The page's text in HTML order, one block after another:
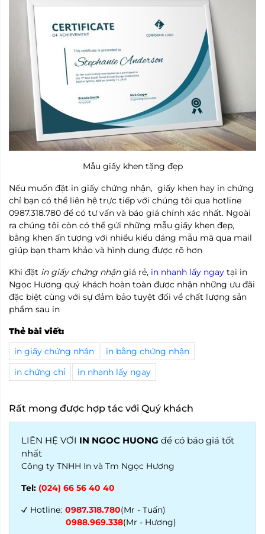
Mẫu giấy khen tặng đẹp
Nếu muốn đặt in giấy chứng nhận, giấy khen hay in chứng
chỉ bạn có thể liên hệ trực tiếp với chúng tôi qua hotline
0987.318.780 để có tư vấn và báo giá chính xác nhất. Ngoài
ra chúng tôi còn có thể gửi những mẫu giấy khen đẹp,
bằng khen ấn tượng với nhiều kiểu dáng mẫu mã qua mail
giúp bạn tham khảo và hình dung được rõ hơn
Khi đặt in giấy chứng nhậngiá rẻ, in nhanh lấy ngay tại in
Ngọc Hương quý khách hoàn toàn được nhận những ưu đãi
đặc biệt cùng với sự đảm bảo tuyệt đối về chất lượng sản
phẩm sau in
Thẻ bài viết:
in giấy chứng nhận
in bằng chứng nhận
in chứng chỉ
in nhanh lấy ngay
Rất mong được hợp tác với Quý khách
LIÊN HỆ VỚI IN NGOC HUONG để có báo giá tốt
nhất
Công ty TNHH In và Tm Ngọc Hương
Tel: (024) 66 56 40 40
Hotline: 0987.318.780(Mr - Tuấn)
0988.969.338(Mr - Hương)